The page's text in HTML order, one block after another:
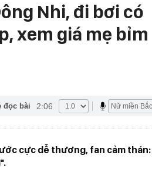
Nhi, đi bơi có
xem giá mẹ bỉm
đọc bài 2:06
cực dễ thương, fan cảm thán: